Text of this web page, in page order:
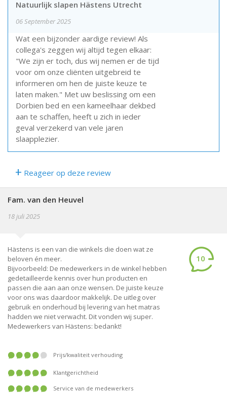
Natuurlijk slapen Hästens Utrecht
06 September 2025
Wat een bijzonder aardige review! Als
collega's zeggen wij altijd tegen elkaar:
"We zijn er toch, dus wij nemen er de tijd
voor om onze cliënten uitgebreid te
informeren om hen de juiste keuze te
laten maken." Met uw beslissing om een
Dorbien bed en een kameelhaar dekbed
aan te schaffen, heeft u zich in ieder
geval verzekerd van vele jaren
slaapplezier.
+ Reageer op deze review
Fam. van den Heuvel
18 juli 2025
Hästens is een van die winkels die doen wat ze
beloven én meer.
Bijvoorbeeld: De medewerkers in de winkel hebben
gedetailleerde kennis over hun producten en
passen die aan aan onze wensen. De juiste keuze
voor ons was daardoor makkelijk. De uitleg over
gebruik en onderhoud bij levering van het matras
hadden we niet verwacht. Dit vonden wij super.
Medewerkers van Hästens: bedankt!
10
prijs/kwaliteit verhouding
klantgerichtheid
service van de medewerkers